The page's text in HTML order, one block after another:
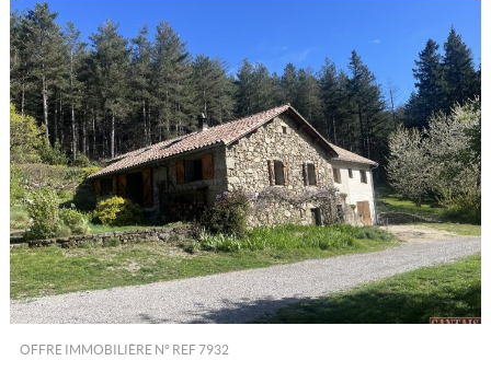
OFFRE IMMOBILIÈRE N° REF 7932